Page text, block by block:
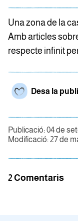
Una zona de la
Amb articles
respecte infinit
Desa la
Publicació: 04 de
Modificació: 27 de
2 Comentaris